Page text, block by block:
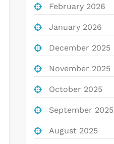
February 2026
January 2026
December 2025
November 2025
October 2025
September 2025
August 2025